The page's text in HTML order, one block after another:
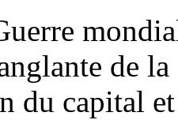
de
du capital